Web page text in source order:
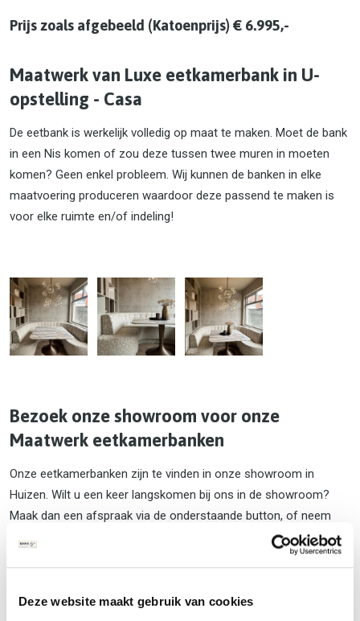
Deze website maakt gebruik van cookies
Prijs zoals afgebeeld (Katoenprijs) € 6.995,-
Maatwerk van Luxe eetkamerbank in U-
opstelling - Casa
De eetbank is werkelijk volledig op maat te maken. Moet de bank
in een Nis komen of zou deze tussen twee muren in moeten
komen? Geen enkel probleem. Wij kunnen de banken in elke
maatvoering produceren waardoor deze passend te maken is
voor elke ruimte en/of indeling!
Bezoek onze showroom voor onze
Maatwerk eetkamerbanken
Onze eetkamerbanken zijn te vinden in onze showroom in
Huizen. Wilt u een keer langskomen bij ons in de showroom?
Maak dan een afspraak via de onderstaande button, of neem
telefonisch contact met ons via: 035-7513098 (Ook Whatsapp)
Info@bankstyle.nl